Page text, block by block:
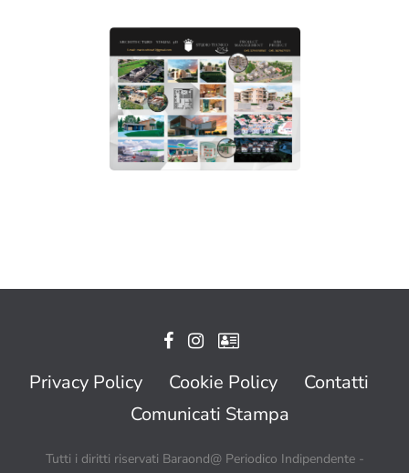
Privacy Policy Cookie Policy
Contatti
Comunicati Stampa
Tutti i diritti riservati Baraond@ Periodico Indipendente -